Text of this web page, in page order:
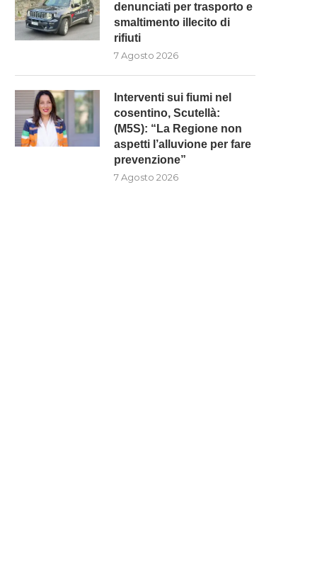
denunciati per trasporto e
smaltimento illecito di
rifiuti
7 Agosto 2026
Interventi sui fiumi nel
cosentino, Scutellà:
(M5S): “La Regione non
aspetti l’alluvione per fare
prevenzione”
7 Agosto 2026